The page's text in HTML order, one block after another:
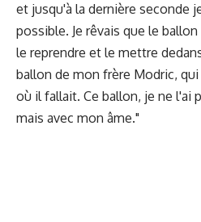
et jusqu'à la dernière seconde
possible. Je rêvais que le
le reprendre et le mettre
ballon de mon frère Modric,
où il fallait. Ce ballon, je ne l'ai
mais avec mon âme."